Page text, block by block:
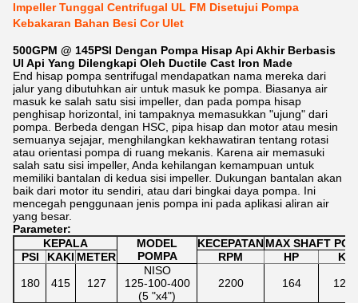
Impeller Tunggal Centrifugal UL FM Disetujui Pompa
Kebakaran Bahan Besi Cor Ulet
500GPM @ 145PSI Dengan Pompa Hisap Api Akhir Berbasis
Ul Api Yang Dilengkapi Oleh Ductile Cast Iron Made
End hisap pompa sentrifugal mendapatkan nama mereka dari
jalur yang dibutuhkan air untuk masuk ke pompa. Biasanya air
masuk ke salah satu sisi impeller, dan pada pompa hisap
penghisap horizontal, ini tampaknya memasukkan "ujung" dari
pompa. Berbeda dengan HSC, pipa hisap dan motor atau mesin
semuanya sejajar, menghilangkan kekhawatiran tentang rotasi
atau orientasi pompa di ruang mekanis. Karena air memasuki
salah satu sisi impeller, Anda kehilangan kemampuan untuk
memiliki bantalan di kedua sisi impeller. Dukungan bantalan akan
baik dari motor itu sendiri, atau dari bingkai daya pompa. Ini
mencegah penggunaan jenis pompa ini pada aplikasi aliran air
yang besar.
Parameter:
KEPALA
MODEL
POMPA
KECEPATANMAX SHAFT
PSI
KAKI METER RPM HP KW
180 415 127
NISO
125-100-400
(5 "x4")
2200 164